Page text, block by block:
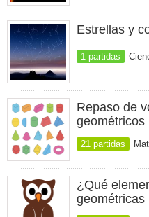
Estrellas y
1 partidas
Repaso de
geométricos
21 partidas
¿Qué
geométricas